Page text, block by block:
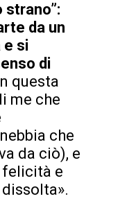
da un
e si
di
questa
me che
che
da ciò), e
e